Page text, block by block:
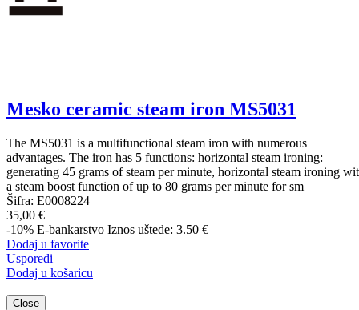
Mesko ceramic steam iron MS5031
The MS5031 is a multifunctional steam iron with numerous
advantages. The iron has 5 functions: horizontal steam ironing:
generating 45 grams of steam per minute, horizontal steam ironing
a steam boost function of up to 80 grams per minute for sm
Šifra: E0008224
35,00 €
-10% E-bankarstvo Iznos uštede: 3.50 €
Dodaj u favorite
Usporedi
Dodaj u košaricu
Close